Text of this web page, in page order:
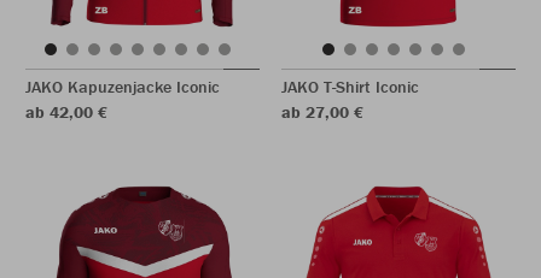
JAKO Kapuzenjacke Iconic
ab 42,00 €
JAKO T-Shirt Iconic
ab 27,00 €